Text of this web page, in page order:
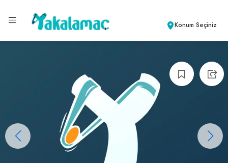
Konum Seçiniz